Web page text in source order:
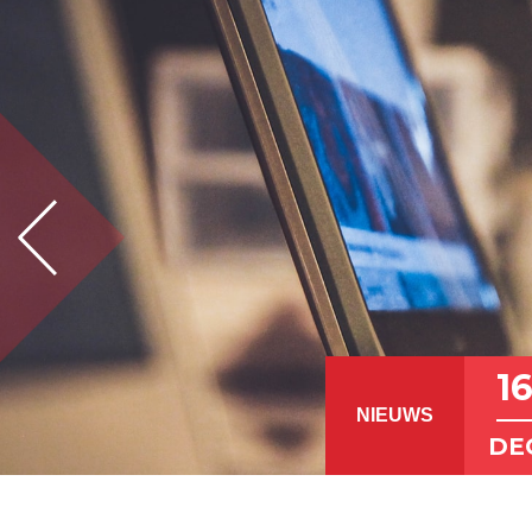
NIEUWS